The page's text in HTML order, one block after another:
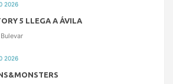
2026
5 LLEGA A ÁVILA
2026